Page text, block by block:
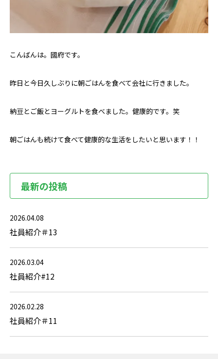
こんばんは。國府です。
昨日と今日久しぶりに朝ごはんを食べて会社に行きました。
納豆とご飯とヨーグルトを食べました。健康的です。笑
朝ごはんも続けて食べて健康的な生活をしたいと思います！！
最新の投稿
2026.04.08
社員紹介＃13
2026.03.04
社員紹介#12
2026.02.28
社員紹介＃11